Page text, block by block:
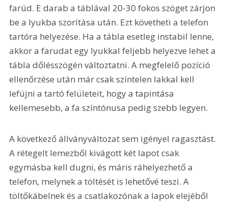
farúd. E darab a táblával 20-30 fokos szöget zárjon
be a lyukba szorítása után. Ezt követheti a telefon
tartóra helyezése. Ha a tábla esetleg instabil lenne,
akkor a farudat egy lyukkal feljebb helyezve lehet a
tábla dőlésszögén változtatni. A megfelelő pozíció
ellenőrzése után már csak színtelen lakkal kell
lefújni a tartó felületeit, hogy a tapintása
kellemesebb, a fa színtónusa pedig szebb legyen.
A következő állványváltozat sem igényel ragasztást.
A rétegelt lemezből kivágott két lapot csak
egymásba kell dugni, és máris ráhelyezhető a
telefon, melynek a töltését is lehetővé teszi. A
töltőkábelnek és a csatlakozónak a lapok elejéből